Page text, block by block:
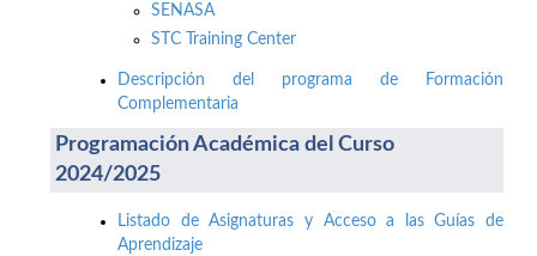
SENASA
STC Training Center
Descripción del programa de Formación
Complementaria
Programación Académica del Curso
2024/2025
Listado de Asignaturas y Acceso a las Guías de
Aprendizaje